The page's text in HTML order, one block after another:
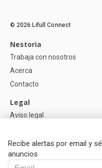
Recibe alertas por email y
anuncios
© 2026 Lifull Connect
Nestoria
Trabaja con nosotros
Acerca
Contacto
Legal
Aviso legal
Política de Cookies
Ayuda